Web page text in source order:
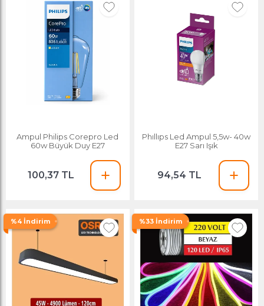
Ampul Philips Corepro Led
60w Büyük Duy E27
100,37 TL
Phıllıps Led Ampul 5,5w- 40w
E27 Sarı Işık
94,54 TL
%4 İndirim %33 İndirim